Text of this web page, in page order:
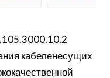
кабеленесущих